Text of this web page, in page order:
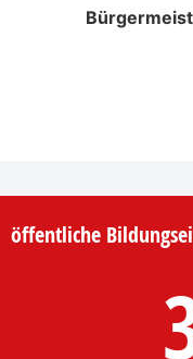
öffentliche